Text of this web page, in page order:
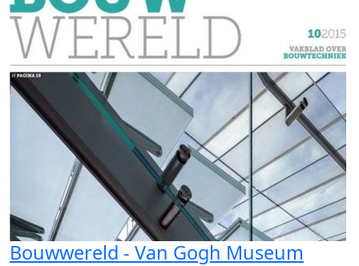
Bouwwereld - Van Gogh Museum